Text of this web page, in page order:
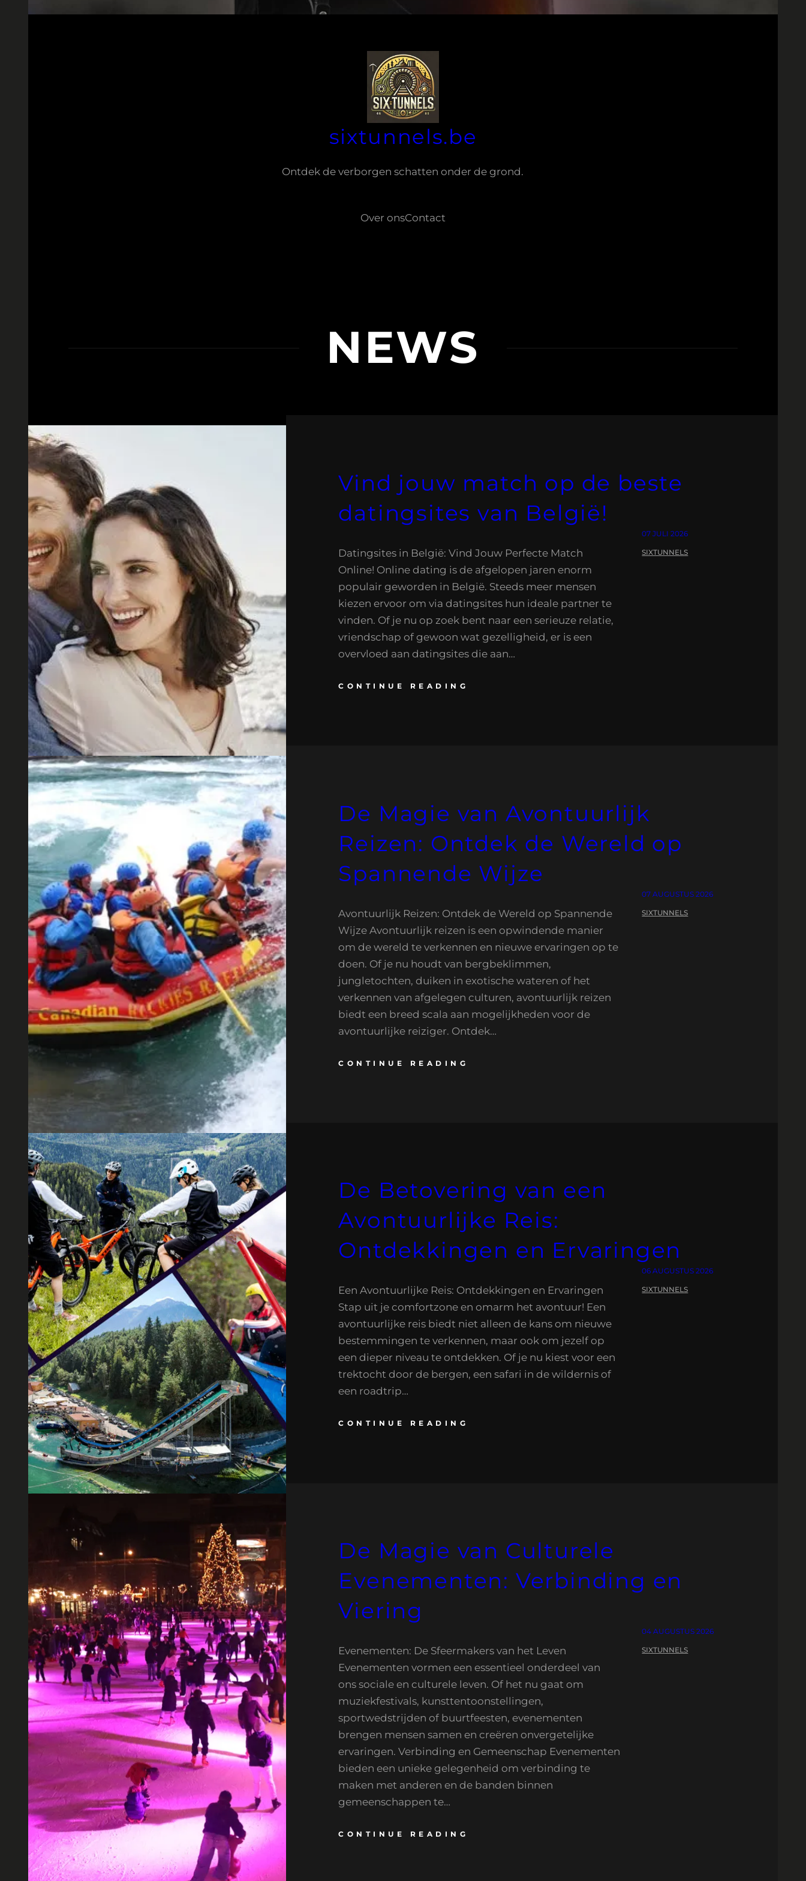
sixtunnels.be
Ontdek de verborgen schatten onder de grond.
Over onsContact
NEWS
Vind jouw match op de beste
datingsites van België!
Datingsites in België: Vind Jouw Perfecte Match
Online! Online dating is de afgelopen jaren enorm
populair geworden in België. Steeds meer mensen
kiezen ervoor om via datingsites hun ideale partner te
vinden. Of je nu op zoek bent naar een serieuze relatie,
vriendschap of gewoon wat gezelligheid, er is een
overvloed aan datingsites die aan…
CONTINUE READING
07 JULI 2026
SIXTUNNELS
De Magie van Avontuurlijk
Reizen: Ontdek de Wereld op
Spannende Wijze
Avontuurlijk Reizen: Ontdek de Wereld op Spannende
Wijze Avontuurlijk reizen is een opwindende manier
om de wereld te verkennen en nieuwe ervaringen op te
doen. Of je nu houdt van bergbeklimmen,
jungletochten, duiken in exotische wateren of het
verkennen van afgelegen culturen, avontuurlijk reizen
biedt een breed scala aan mogelijkheden voor de
avontuurlijke reiziger. Ontdek…
CONTINUE READING
07 AUGUSTUS 2026
SIXTUNNELS
De Betovering van een
Avontuurlijke Reis:
Ontdekkingen en Ervaringen
Een Avontuurlijke Reis: Ontdekkingen en Ervaringen
Stap uit je comfortzone en omarm het avontuur! Een
avontuurlijke reis biedt niet alleen de kans om nieuwe
bestemmingen te verkennen, maar ook om jezelf op
een dieper niveau te ontdekken. Of je nu kiest voor een
trektocht door de bergen, een safari in de wildernis of
een roadtrip…
CONTINUE READING
06 AUGUSTUS 2026
SIXTUNNELS
De Magie van Culturele
Evenementen: Verbinding en
Viering
Evenementen: De Sfeermakers van het Leven
Evenementen vormen een essentieel onderdeel van
ons sociale en culturele leven. Of het nu gaat om
muziekfestivals, kunsttentoonstellingen,
sportwedstrijden of buurtfeesten, evenementen
brengen mensen samen en creëren onvergetelijke
ervaringen. Verbinding en Gemeenschap Evenementen
bieden een unieke gelegenheid om verbinding te
maken met anderen en de banden binnen
gemeenschappen te…
CONTINUE READING
04 AUGUSTUS 2026
SIXTUNNELS